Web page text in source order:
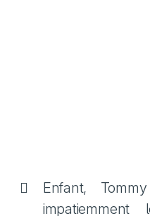
Enfant,